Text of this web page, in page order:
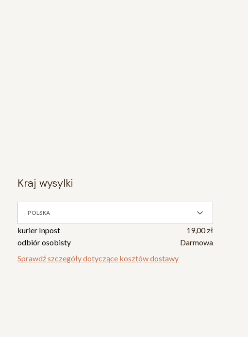
kraj wysylki
POLSKA
kurier Inpost
19,00 zł
odbiór osobisty
Darmowa
Sprawdź szczegóły dotyczące kosztów dostawy